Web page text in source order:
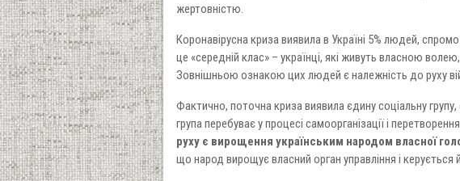
жертовністю.
Коронавірусна криза виявила в Україні 5% людей,
це «середній клас» – українці, які живуть власною
Зовнішньою ознакою цих людей є належність до руху
Фактично, поточна криза виявила єдину соціальну
група перебуває у процесі самоорганізації і
руху є вирощення українським народом власної
що народ вирощує власний орган управління і керується